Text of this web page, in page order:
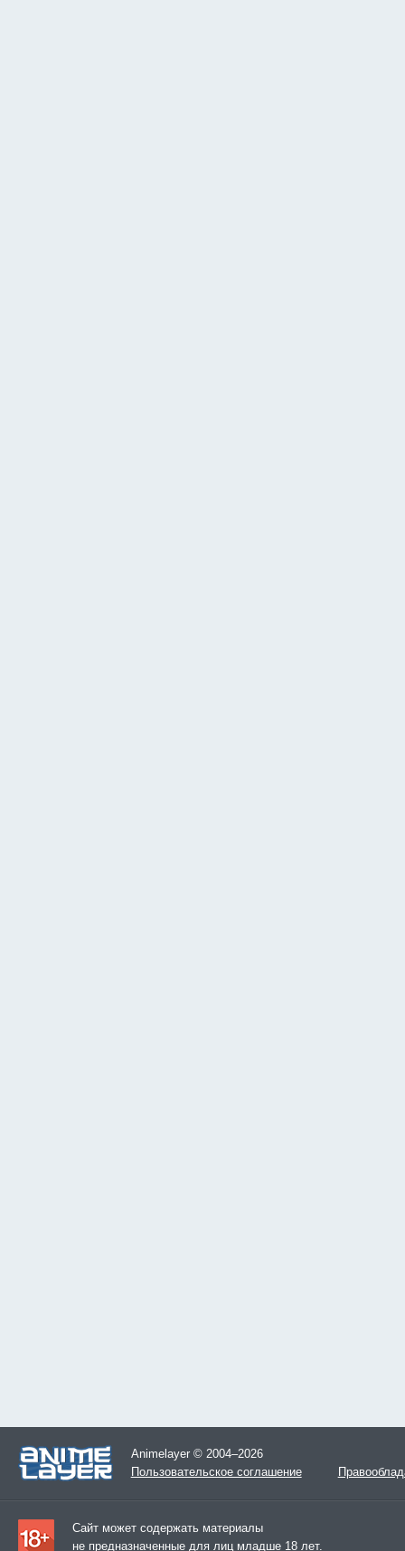
Animelayer © 2004–2026
Пользовательское соглашение
Сайт может содержать материалы
не предназначенные для лиц младше 18 лет.